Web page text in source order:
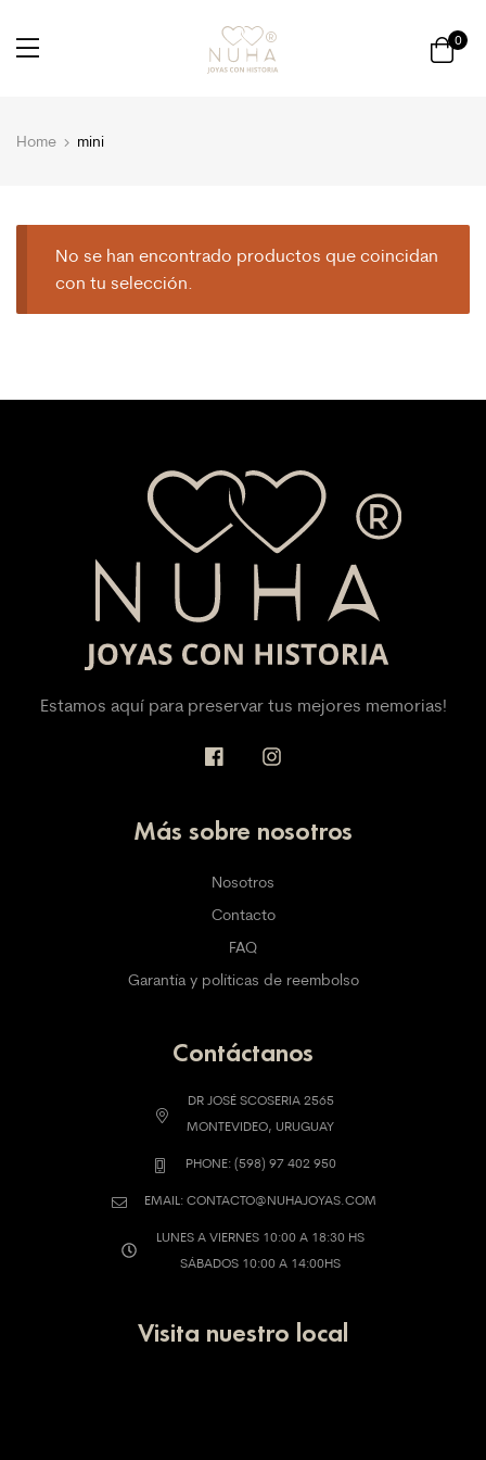
0
Home mini
No se han encontrado productos que coincidan
con tu selección.
Estamos aquí para preservar tus mejores memorias!
Más sobre nosotros
Nosotros
Contacto
FAQ
Garantía y políticas de reembolso
Contáctanos
DR JOSÉ SCOSERIA 2565
MONTEVIDEO, URUGUAY
PHONE: (598) 97 402 950
EMAIL: CONTACTO@NUHAJOYAS.COM
LUNES A VIERNES 10:00 A 18:30 HS
SÁBADOS 10:00 A 14:00HS
Visita nuestro local